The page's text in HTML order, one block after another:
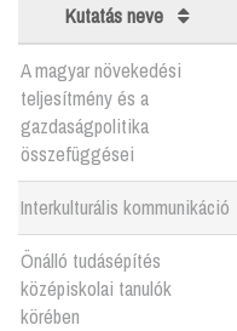
Kutatás neve
A magyar növekedési
teljesítmény és a
gazdaságpolitika
összefüggései
Interkulturális kommunikáció
Önálló tudásépítés
középiskolai tanulók
körében